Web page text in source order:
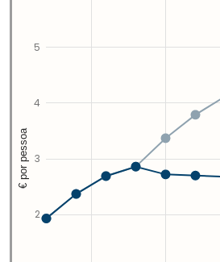
2
3
4
5
€ por pessoa